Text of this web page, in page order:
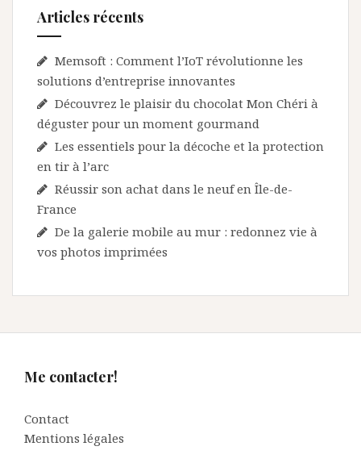
Articles récents
Memsoft : Comment l’IoT révolutionne les
solutions d’entreprise innovantes
Découvrez le plaisir du chocolat Mon Chéri à
déguster pour un moment gourmand
Les essentiels pour la décoche et la protection
en tir à l’arc
Réussir son achat dans le neuf en Île-de-
France
De la galerie mobile au mur : redonnez vie à
vos photos imprimées
Me contacter!
Contact
Mentions légales